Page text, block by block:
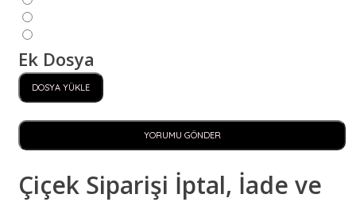
Ek Dosya
DOSYA YÜKLE
YORUMU GÖNDER
Çiçek Siparişi İptal, İade ve